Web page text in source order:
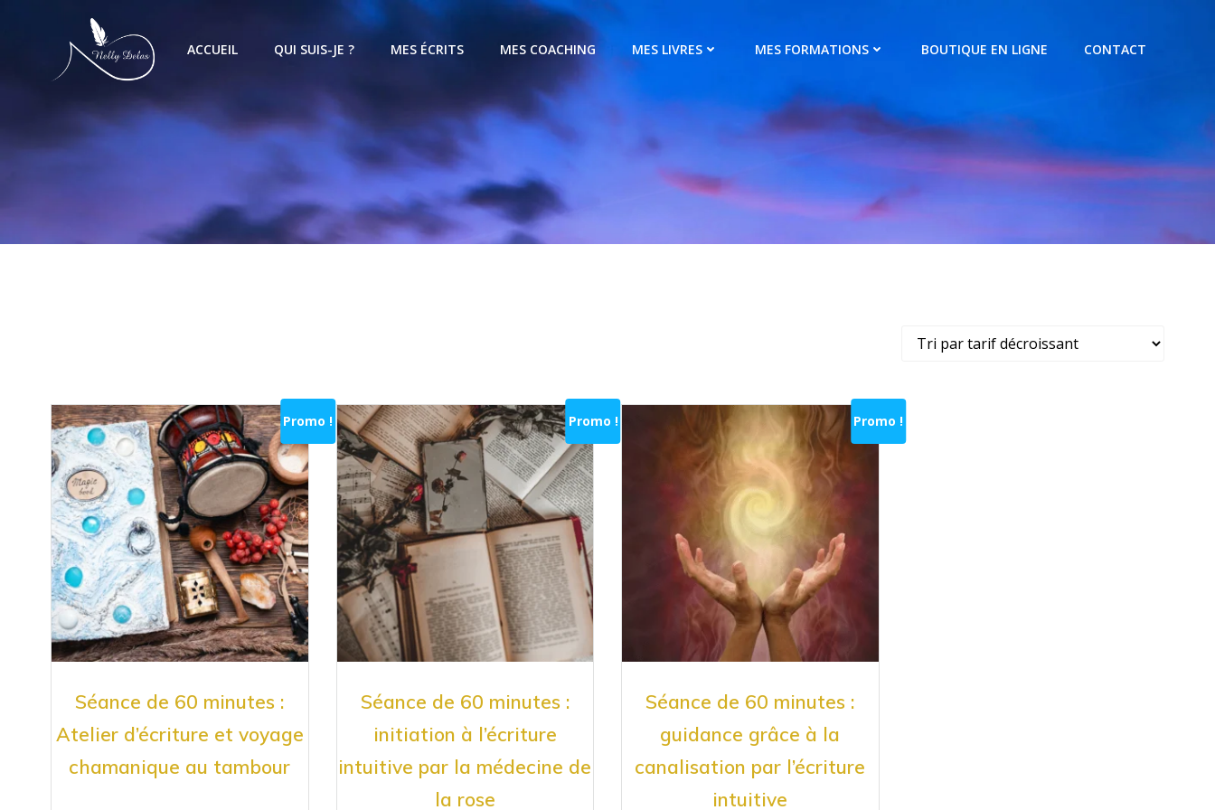
ACCUEIL QUI SUIS-JE ? MES ÉCRITS MES COACHING MES LIVRES MES FORMATIONS BOUTIQUE EN LIGNE CONTACT
Promo !
Séance de 60 minutes :
Atelier d’écriture et voyage
chamanique au tambour
Promo !
Séance de 60 minutes :
initiation à l’écriture
intuitive par la médecine de
la rose
Promo !
Séance de 60 minutes :
guidance grâce à la
canalisation par l’écriture
intuitive